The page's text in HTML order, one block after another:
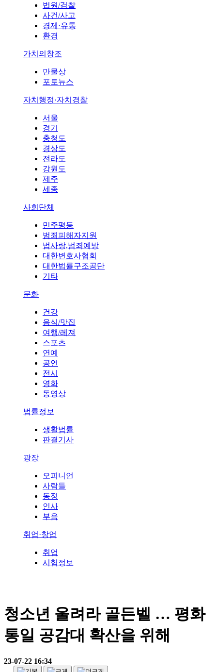
법원/검찰
사건/사고
경제·유통
환경
가치의창조
만물상
포토뉴스
자치행정·자치경찰
서울
경기
충청도
경상도
전라도
강원도
제주
세종
사회단체
민주평등
범죄피해자지원
법사랑,범죄예방
대한변호사협회
대한법률구조공단
기타
문화
건강
음식/맛집
여행/레져
스포츠
연예
공연
전시
영화
동영상
법률정보
생활법률
판결기사
광장
오피니언
사람들
동정
인사
부음
취업·창업
취업
시험정보
청소년 울려라 골든벨 … 평화
통일 공감대 확산을 위해
23-07-22 16:34